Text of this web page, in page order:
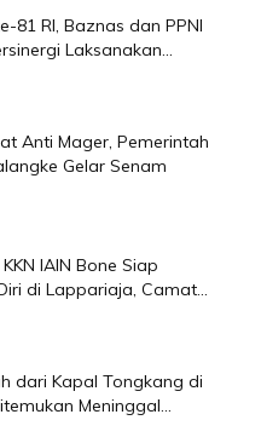
81 RI, Baznas dan PPNI
Laksanakan...
Anti Mager, Pemerintah
Gelar Senam
IAIN Bone Siap
di Lappariaja, Camat...
dari Kapal Tongkang di
Meninggal...